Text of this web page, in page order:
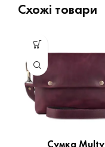
Схожі товари
Сумка Multy